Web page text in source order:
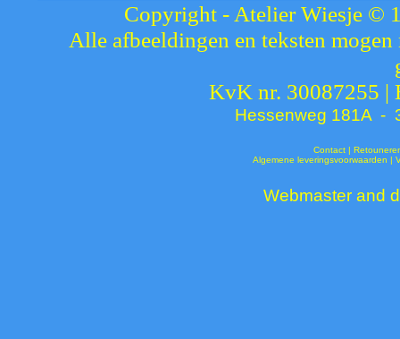
Copyright - Atelier Wiesje ©
Alle afbeeldingen en teksten
KvK nr. 30087255 |
Hessenweg 181A -
Contact|
Algemene leveringsvoorwaarden |
Webmaster and